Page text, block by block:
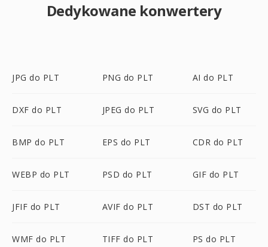
Dedykowane konwertery
JPG do PLT PNG do PLT AI do PLT
DXF do PLT JPEG do PLT SVG do PLT
BMP do PLT EPS do PLT CDR do PLT
WEBP do PLT PSD do PLT GIF do PLT
JFIF do PLT AVIF do PLT DST do PLT
WMF do PLT TIFF do PLT PS do PLT